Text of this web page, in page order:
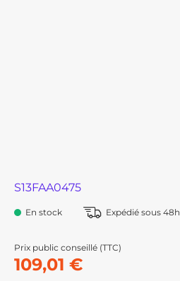
S13FAA0475
En stock Expédié sous 48h
Prix public conseillé (TTC)
109,01 €